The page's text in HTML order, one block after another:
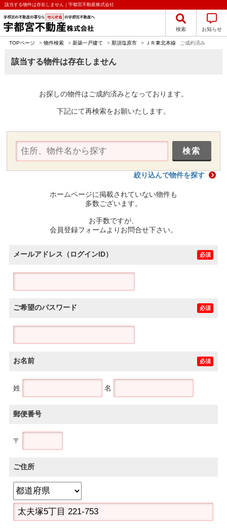
該当する物件は存在しません｜宇都宮不動産株式会社
検索 お知らせ
TOPページ > 物件検索 > 新築一戸建て > 那須塩原市 > ＪＲ東北本線 ご成約済み
該当する物件は存在しません
お探しの物件はご成約済みとなっております。
下記にて再検索をお願いたします。
絞り込んで物件を探す
ホームページに掲載されていない物件も
多数ございます。
お手数ですが、
会員登録フォームよりお問合せ下さい。
メールアドレス（ログインID） 必須
ご希望のパスワード 必須
お名前 必須
姓 名
郵便番号
〒
ご住所